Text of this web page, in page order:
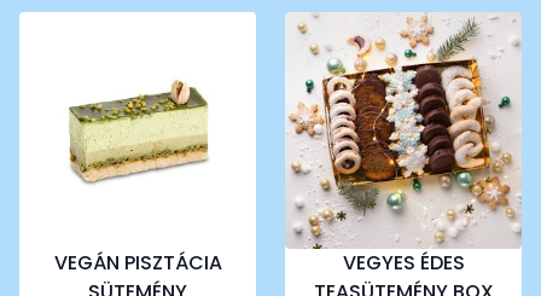
VEGÁN PISZTÁCIA
VEGYES ÉDES